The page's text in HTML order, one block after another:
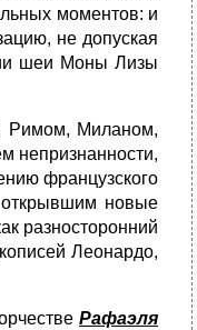
моментов: и
не допуская
шеи Моны Лизы
Римом, Миланом,
непризнанности,
французского
открывшим новые
разносторонний
Леонардо,
Рафаэля